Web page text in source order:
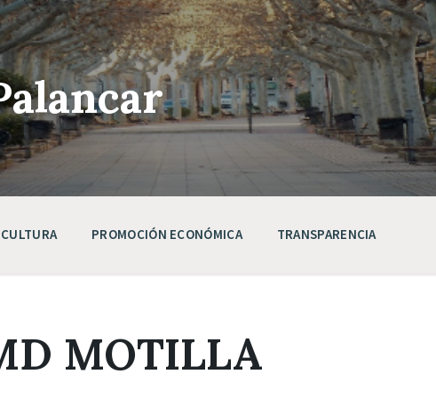
CULTURA PROMOCIÓN ECONÓMICA TRANSPARENCIA
MOTILLA